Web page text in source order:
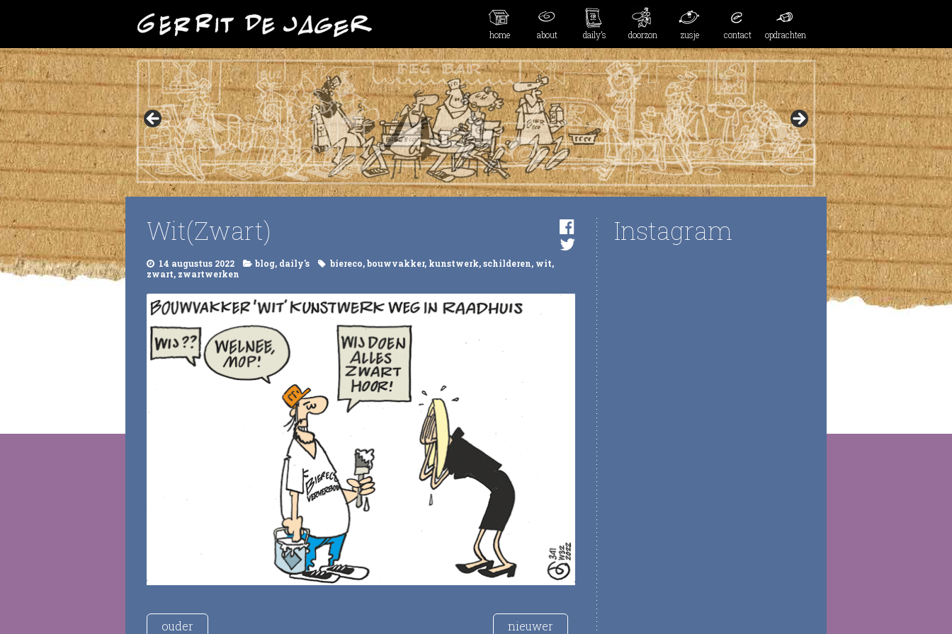
home about daily’s doorzon zusje contact opdrachten
Wit(Zwart)
14 augustus 2022 blog, daily's biereco,bouwvakker, kunstwerk,schilderen, wit,
zwart, zwartwerken
ouder nieuwer
Instagram